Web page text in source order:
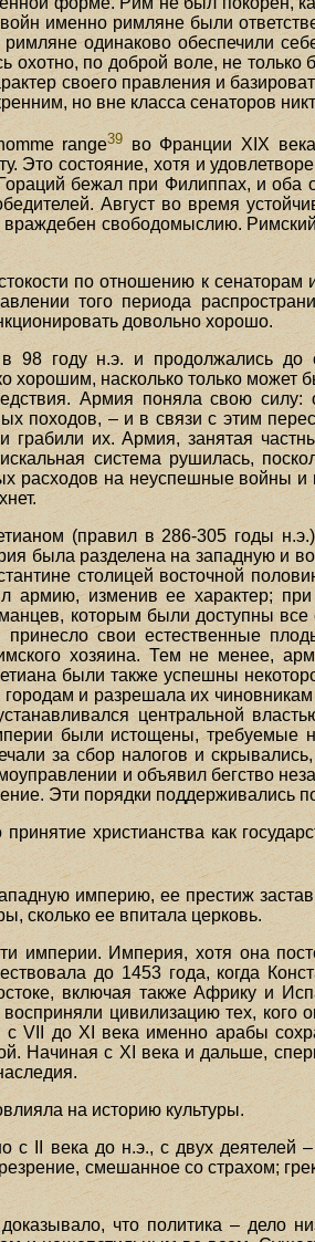
именно римляне были
одинаково обеспечили
по доброй воле, не только
своего правления и
но вне класса сенаторов
range39 во Франции XIX
Это состояние, хотя и
бежал при Филиппах, и оба
Август во время
свободомыслию.
по отношению к
того периода
довольно хорошо.
98 году н.э. и продолжались
насколько только может
Армия поняла свою силу:
походов, – и в связи с этим
их. Армия, занятая
система рушилась,
расходов на неуспешные войны
(правил в 286-305 годы
была разделена на западную и
столицей восточной
армию, изменив ее характер;
которым были доступны
свои естественные
хозяина. Тем не менее,
были также успешны
и разрешала их
центральной
были истощены,
за сбор налогов и
и объявил бегство
Эти порядки
христианства как
империю, ее престиж
сколько ее впитала церковь.
империи. Империя, хотя она
до 1453 года, когда
включая также Африку и
цивилизацию тех, кого
VII до XI века именно арабы
Начиная с XI века и дальше,
на историю культуры.
с II века до н.э., с двух деятелей
смешанное со страхом;
что политика – дело